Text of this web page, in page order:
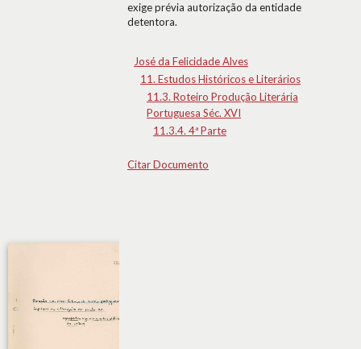
exige prévia autorização da entidade
detentora.
José da Felicidade Alves
11. Estudos Históricos e Literários
11.3. Roteiro Produção Literária
Portuguesa Séc. XVI
11.3.4. 4ª Parte
Citar Documento